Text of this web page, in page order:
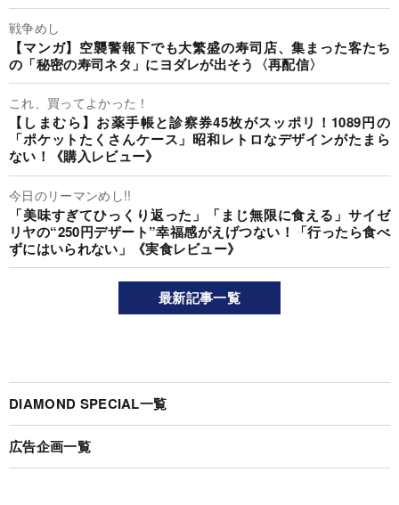
戦争めし
【マンガ】空襲警報下でも大繁盛の寿司店、集まった客たち
の「秘密の寿司ネタ」にヨダレが出そう〈再配信〉
これ、買ってよかった！
【しまむら】お薬手帳と診察券45枚がスッポリ！1089円の
「ポケットたくさんケース」昭和レトロなデザインがたまら
ない！《購入レビュー》
今日のリーマンめし!!
「美味すぎてひっくり返った」「まじ無限に食える」サイゼ
リヤの“250円デザート”幸福感がえげつない！「行ったら食べ
ずにはいられない」《実食レビュー》
最新記事一覧
DIAMOND SPECIAL一覧
広告企画一覧